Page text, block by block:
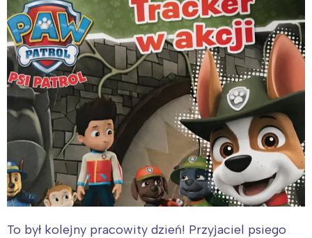
To był kolejny pracowity dzień! Przyjaciel psiego